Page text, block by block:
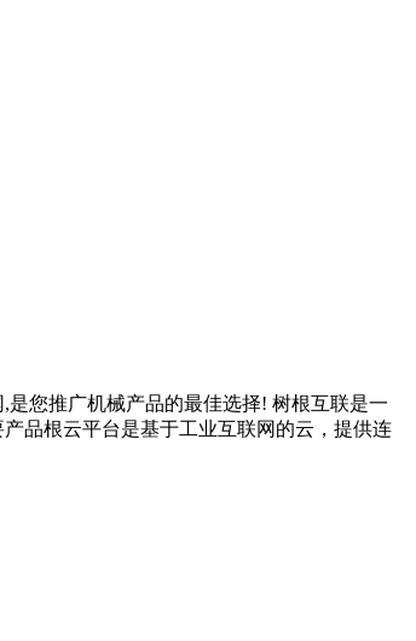
您推广机械产品的最佳选择! 树根互联是一
品根云平台是基于工业互联网的云，提供连